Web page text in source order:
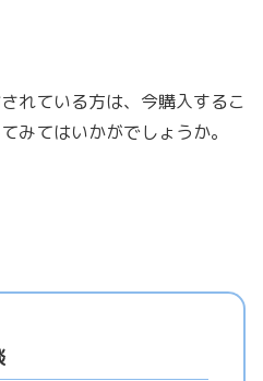
れている方は、今購入するこ
みてはいかがでしょうか。